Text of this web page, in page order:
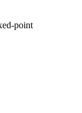
point